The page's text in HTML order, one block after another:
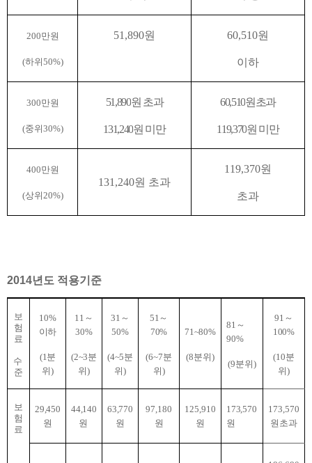
200만원
(하위50%)
51,890원 60,510원
이하
300만원
(중위30%)
51,890원 초과
131,240원 미만
60,510원초과
119,370원 미만
400만원
(상위 20%)
131,240원 초과
119,370원
초과
2014년도 적용기준
보
험
료
수
준
10%
이하
(1 분
위)
11 ～
30%
(2~3분
위)
31 ～
50%
(4~5분
위)
51 ～
70%
(6~7분
위)
71~80%
(8분위)
81 ～
90%
(9분위)
91 ～
100%
(10분
위)
보
험
료
29,450
원
44,140
원
63,770
원
97,180
원
125,910
원
173,570
원
173,570
원초과